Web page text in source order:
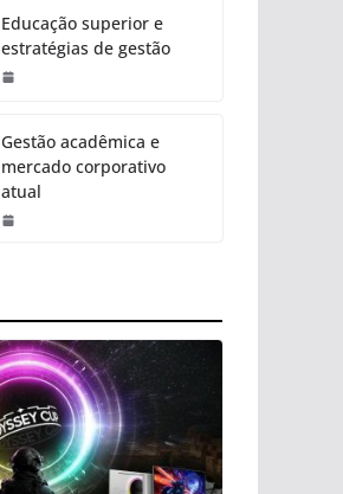
Educação superior e
estratégias de gestão
Gestão acadêmica e
mercado corporativo
atual